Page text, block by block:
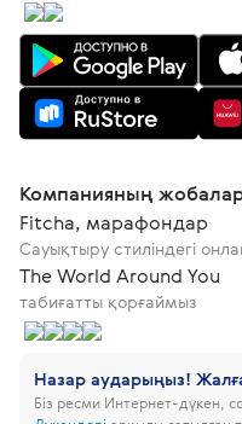
Компанияның
Fitcha, марафондар
Сауықтыру стиліндегі
The World Around You
табиғатты қорғаймыз
Назар аударыңыз!
Біз ресми Интернет-дүкен,